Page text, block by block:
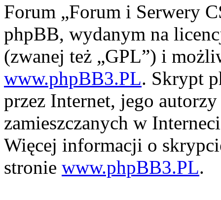
Forum „Forum i Serwery
phpBB, wydanym na
(zwanej też „GPL”) i
www.phpBB3.PL. Skrypt
przez Internet, jego
zamieszczanych w
Więcej informacji o
stronie www.phpBB3.PL.